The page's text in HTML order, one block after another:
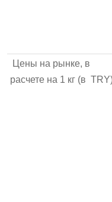
Цены на рынке, в
расчете на 1 кг (в